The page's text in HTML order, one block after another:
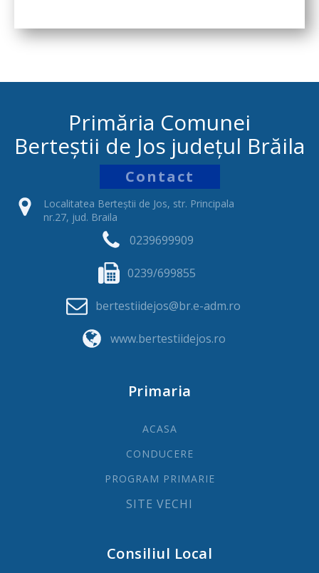
Primăria Comunei
Berteștii de Jos județul Brăila
Contact
Localitatea Berteștii de Jos, str. Principala
nr.27, jud. Braila
0239699909
0239/699855
bertestiidejos@br.e-adm.ro
www.bertestiidejos.ro
Primaria
ACASA
CONDUCERE
PROGRAM PRIMARIE
SITE VECHI
Consiliul Local